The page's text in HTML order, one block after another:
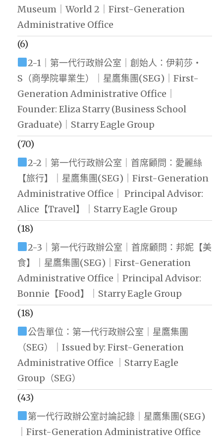
Museum｜World 2｜First-Generation
Administrative Office
(6)
2-1｜第一代行政辦公室｜創始人：伊莉莎・
S（商學院畢業生）｜星鷹集團(SEG)｜First-
Generation Administrative Office｜
Founder: Eliza Starry (Business School
Graduate)｜Starry Eagle Group
(70)
2-2｜第一代行政辦公室｜首席顧問：愛麗絲
【旅行】｜星鷹集團(SEG)｜First-Generation
Administrative Office｜ Principal Advisor:
Alice【Travel】｜Starry Eagle Group
(18)
2-3｜第一代行政辦公室｜首席顧問：邦妮【美
食】｜星鷹集團(SEG)｜First-Generation
Administrative Office｜Principal Advisor:
Bonnie【Food】｜Starry Eagle Group
(18)
公告單位：第一代行政辦公室｜星鷹集團
（SEG）｜Issued by: First-Generation
Administrative Office ｜Starry Eagle
Group（SEG）
(43)
第一代行政辦公室討論記錄｜星鷹集團(SEG)
｜First-Generation Administrative Office